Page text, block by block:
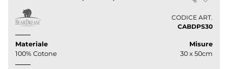
CODICE ART.
CABDPS30
Materiale
100% Cotone
Misure
30 x 50cm